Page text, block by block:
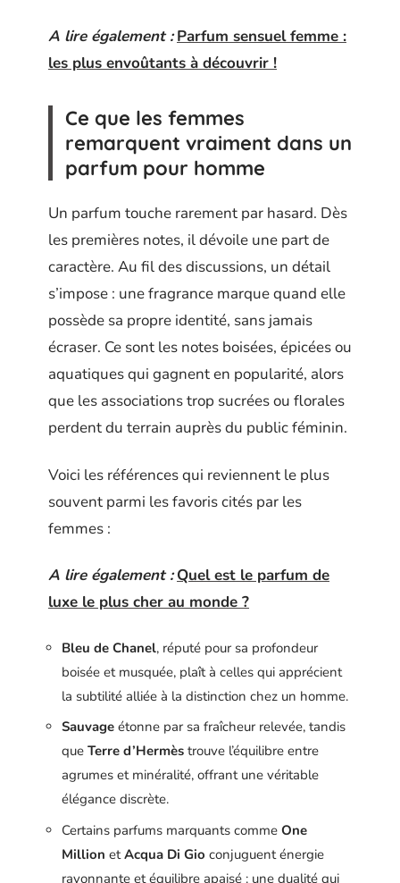
A lire également : Parfum sensuel femme :
les plus envoûtants à découvrir !
Ce que les femmes
remarquent vraiment dans un
parfum pour homme
Un parfum touche rarement par hasard. Dès
les premières notes, il dévoile une part de
caractère. Au fil des discussions, un détail
s’impose : une fragrance marque quand elle
possède sa propre identité, sans jamais
écraser. Ce sont les notes boisées, épicées ou
aquatiques qui gagnent en popularité, alors
que les associations trop sucrées ou florales
perdent du terrain auprès du public féminin.
Voici les références qui reviennent le plus
souvent parmi les favoris cités par les
femmes :
A lire également : Quel est le parfum de
luxe le plus cher au monde ?
Bleu de Chanel, réputé pour sa profondeur
boisée et musquée, plaît à celles qui apprécient
la subtilité alliée à la distinction chez un homme.
Sauvage étonne par sa fraîcheur relevée, tandis
que Terre d’Hermès trouve l’équilibre entre
agrumes et minéralité, offrant une véritable
élégance discrète.
Certains parfums marquants comme One
Million etAcqua Di Gio conjuguent énergie
rayonnante et équilibre apaisé : une dualité qui